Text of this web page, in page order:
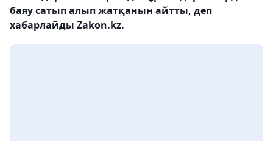
баяу сатып алып жатқанын айтты, деп
хабарлайды Zakon.kz.